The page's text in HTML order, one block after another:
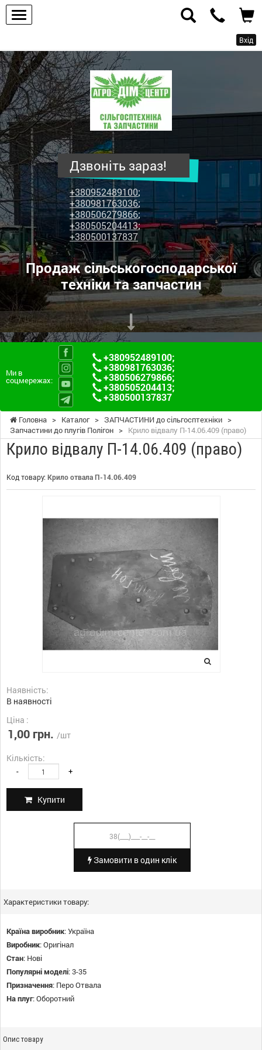
Вхід
ПП
"Агродім-
центр"
-
продаж
сільськогосподарської
техніки
та
запчастин
Дзвоніть зараз!
+380952489100;
+380981763036;
+380506279866;
+380505204413;
+380500137837
Продаж сільськогосподарської
техніки та запчастин
Ми в
соцмережах:
+380952489100;
+380981763036;
+380506279866;
+380505204413;
+380500137837
Головна > Каталог > ЗАПЧАСТИНИ до сільгосптехніки >
Запчастини до плугів Полігон > Крило відвалу П-14.06.409 (право)
Крило відвалу П-14.06.409 (право)
Код товару: Крило отвала П-14.06.409
Наявність:
В наявності
Ціна :
1,00 грн. /шт
Кількість:
- +
Купити
Замовити в один клік
Характеристики товару:
Країна виробник:Україна
Виробник:Оригінал
Стан: Нові
Популярні моделі:3-35
Призначення: Перо Отвала
На плуг:Оборотний
Опис товару